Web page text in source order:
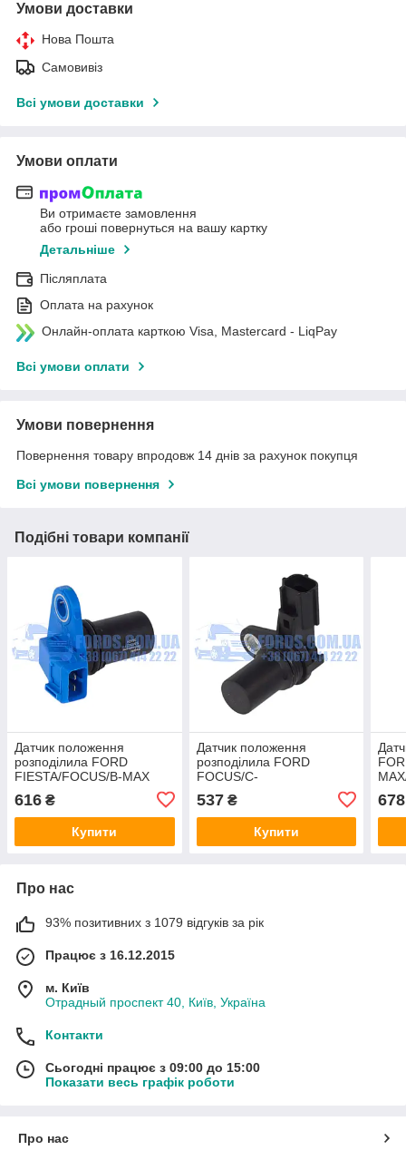
Умови доставки
Нова Пошта
Самовивіз
Всі умови доставки
Умови оплати
Ви отримаєте замовлення
або гроші повернуться на вашу картку
Детальніше
Післяплата
Оплата на рахунок
Онлайн-оплата карткою Visa, Mastercard - LiqPay
Всі умови оплати
Умови повернення
Повернення товару впродовж 14 днів за рахунок покупця
Всі умови повернення
Подібні товари компанії
Датчик положення
розподілила FORD
FIESTA/FOCUS/B-MAX
616 ₴
Купити
Датчик положення
розподілила FORD
FOCUS/C-
MAX/FIESTA/FUSION/MONDEO/
2000-2015 VERNET
537₴
Купити
678
Про нас
93% позитивних з 1079 відгуків за рік
Працює з 16.12.2015
м. Київ
Отрадный проспект 40, Київ, Україна
Контакти
Сьогодні працює з 09:00 до 15:00
Показати весь графік роботи
Про нас